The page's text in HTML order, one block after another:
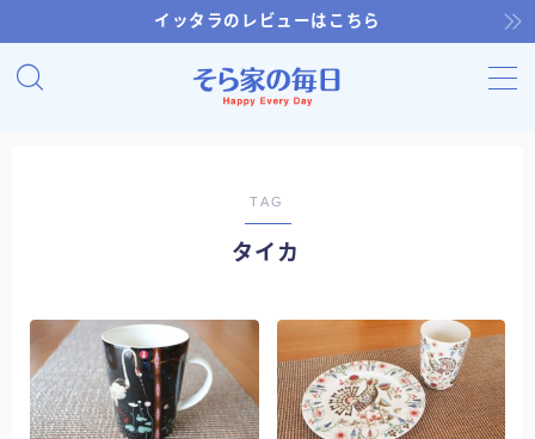
イッタラのレビューはこちら
MENU
そら家の健康
そら家のお買い物
TAG
タイカ